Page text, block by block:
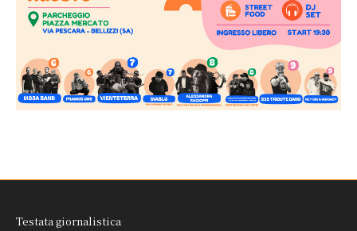
Testata giornalistica